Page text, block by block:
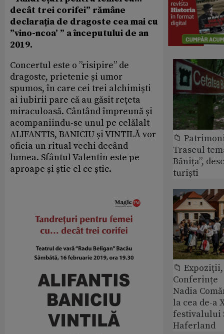
decât trei corifei” rămâne
declarația de dragoste cea mai cu
”vino-ncoa’ ” a începutului de an
2019.
Concertul este o ”risipire” de
dragoste, prietenie și umor
spumos, în care cei trei alchimiști
ai iubirii pare că au găsit rețeta
miraculoasă. Cântând împreună și
acompaniindu-se unul pe celălalt
ALIFANTIS, BANICIU și VINTILĂ vor
oficia un ritual vechi decând
lumea. Sfântul Valentin este pe
aproape și știe el ce știe.
📁
Traseul
Bănița”,
turiști
📁
Conferințe
Nadia
la cea de-a
festivalului
Haferland